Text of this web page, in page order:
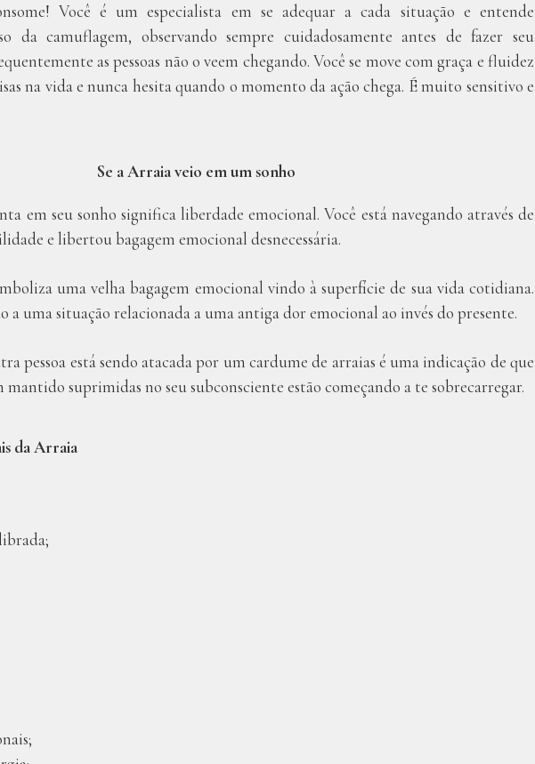
Você é um especialista em se adequar a cada situação e entende
da camuflagem, observando sempre cuidadosamente antes de fazer seu
as pessoas não o veem chegando. Você se move com graça e fluidez
na vida e nunca hesita quando o momento da ação chega. É muito sensitivo e
Se a Arraia veio em um sonho
em seu sonho significa liberdade emocional. Você está navegando através de
e libertou bagagem emocional desnecessária.
uma velha bagagem emocional vindo à superfície de sua vida cotidiana.
a uma situação relacionada a uma antiga dor emocional ao invés do presente.
pessoa está sendo atacada por um cardume de arraias é uma indicação de que
mantido suprimidas no seu subconsciente estão começando a te sobrecarregar.
da Arraia